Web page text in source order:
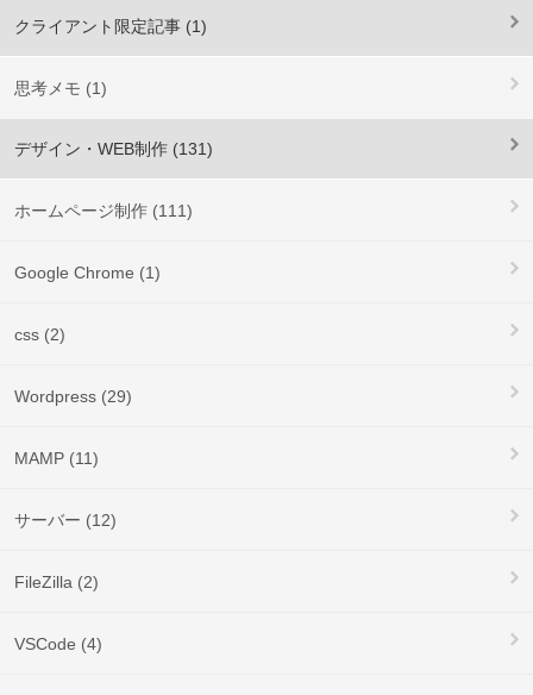
クライアント限定記事 (1)
思考メモ (1)
デザイン・WEB制作 (131)
ホームページ制作 (111)
Google Chrome (1)
css (2)
Wordpress (29)
MAMP (11)
サーバー (12)
FileZilla (2)
VSCode (4)